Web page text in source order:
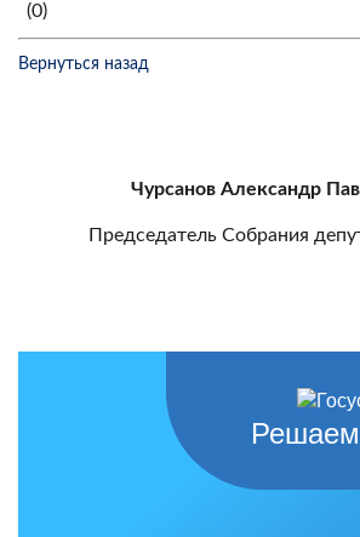
(0)
Вернуться назад
Чурсанов Александр
Председатель Собрания